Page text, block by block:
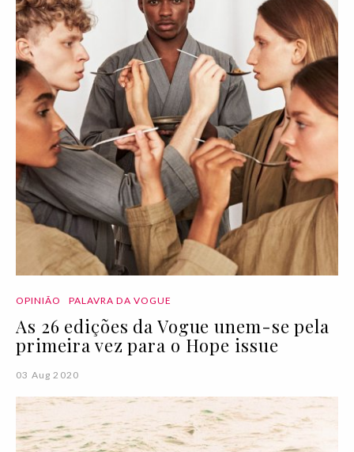
OPINIÃO PALAVRA DA VOGUE
As 26 edições da Vogue unem-se pela
primeira vez para o Hope issue
03 Aug 2020